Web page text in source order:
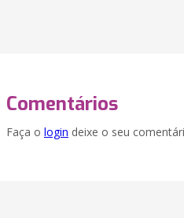
Comentários
Faça o login deixe o seu